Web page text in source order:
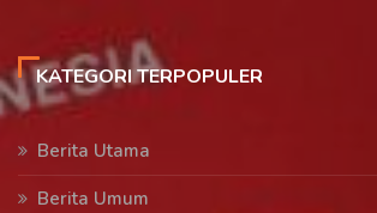
KATEGORI TERPOPULER
Berita Utama
Berita Umum